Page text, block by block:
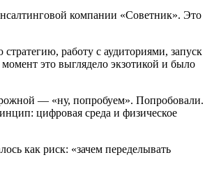
компании «Советник». Это
работу с аудиториями, запуск
это выглядело экзотикой и было
— «ну, попробуем». Попробовали.
цифровая среда и физическое
как риск: «зачем переделывать